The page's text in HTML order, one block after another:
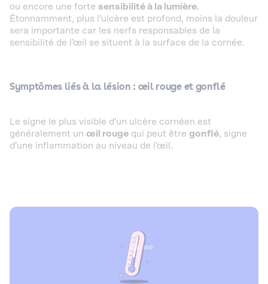
ou encore une forte sensibilité à la lumière.
Étonnamment, plus l'ulcère est profond, moins la douleur
sera importante car les nerfs responsables de la
sensibilité de l'œil se situent à la surface de la cornée.
Symptômes liés à la lésion : œil rouge et gonflé
Le signe le plus visible d'un ulcère cornéen est
généralement un œil rouge qui peut être gonflé, signe
d'une inflammation au niveau de l'œil.